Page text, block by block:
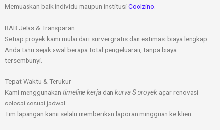
Memuaskan baik individu maupun institusiCoolzino
RAB Jelas & Transparan
Setiap proyek kami mulai dari survei gratis dan estimasi biaya lengkap.
Anda tahu sejak awal berapa total pengeluaran, tanpa biaya
tersembunyi.
Tepat Waktu & Terukur
Kami menggunakan timeline kerja dan kurva S proyek agar renovasi
selesai sesuai jadwal.
Tim lapangan kami selalu memberikan laporan mingguan ke klien.